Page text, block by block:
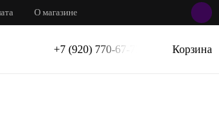
О магазине
+7 (920) 770-67-72 Корзина